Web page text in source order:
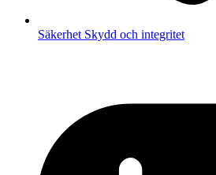
Säkerhet Skydd och integritet